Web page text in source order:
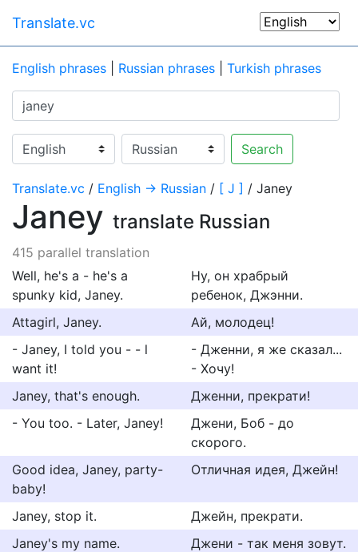
Translate.vc
English phrases Russian phrases Turkish phrases
Search
Translate.vc / English → Russian / [ J ] / Janey
Janey translate Russian
415 parallel translation
Well, he's a - he's a
spunky kid, Janey.
Ну, он храбрый
ребенок, Джэнни.
Attagirl, Janey.
Ай, молодец!
- Janey, I told you - - l
want it!
- Дженни, я же сказал...
- Хочу!
Janey, that's enough.
Дженни, прекрати!
- You too. - Later, Janey!
Джени, Боб - до
скорого.
Good idea, Janey, party-
baby!
Отличная идея, Джейн!
Janey, stop it.
Джейн, прекрати.
Janey's my name.
Джени - так меня зовут.